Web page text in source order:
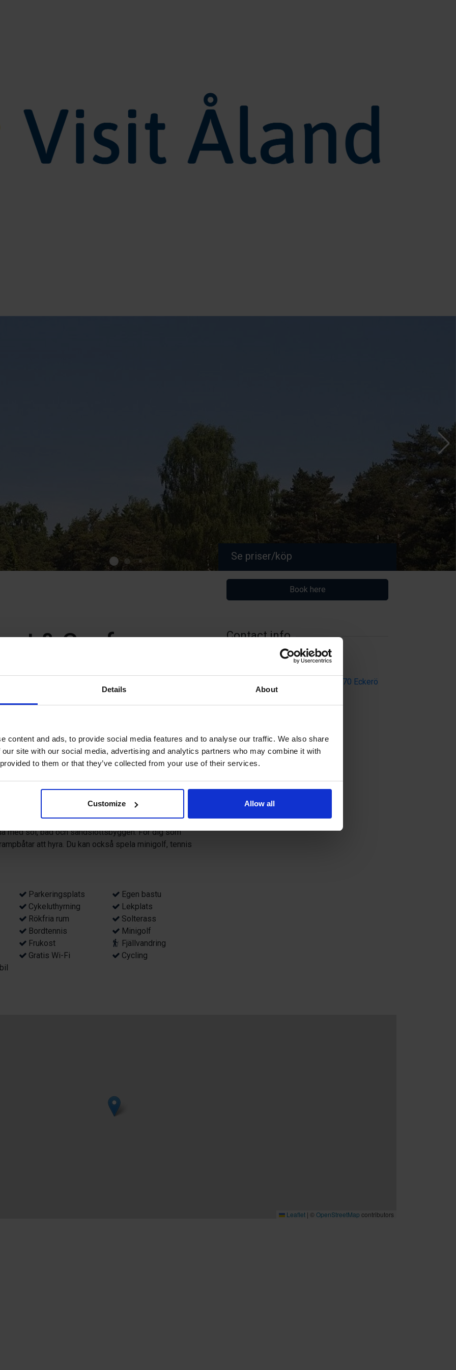
Details About
content and ads, to provide social media features and to analyse our traffic. We also share
site with our social media, advertising and analytics partners who may combine it with
to them or that they’ve collected from your use of their services.
Customize Allow all
& Conference
på Ålands västkust i Eckerö.
av Östersjöns vackraste landskap
av grå sjöbodar i
att regissören Olle Hellbom
älskade TV-serie ”Vi på
lockar med smakupplevelser från säsongens
ett dopp i det salta vattnet, bada i vår uppvärmda
badtunnan på strandkanten. Vår egna och
med sol, bad och sandslottsbyggen. För dig som
att hyra. Du kan också spela minigolf, tennis
Parkeringsplats
Egen bastu
Cykeluthyrning
Lekplats
Rökfria rum
Solterass
Bordtennis
Minigolf
Frukost
Fjällvandring
Gratis Wi-Fi
Cycling
Se priser/köp
Book here
Contact info
info@karingsund.ax
Käringsundsvägen 194, 222 70 Eckerö
Leaflet | ©OpenStreetMap contributors